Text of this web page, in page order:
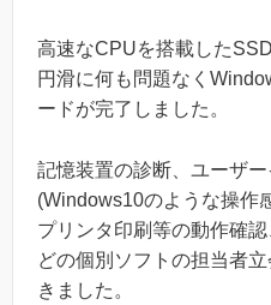
高速なCPUを搭載した
円滑に何も問題なく
ードが完了しました。
記憶装置の診断、ユーザ
(Windows10のような操作
プリンタ印刷等の動作確
どの個別ソフトの担当者
きました。